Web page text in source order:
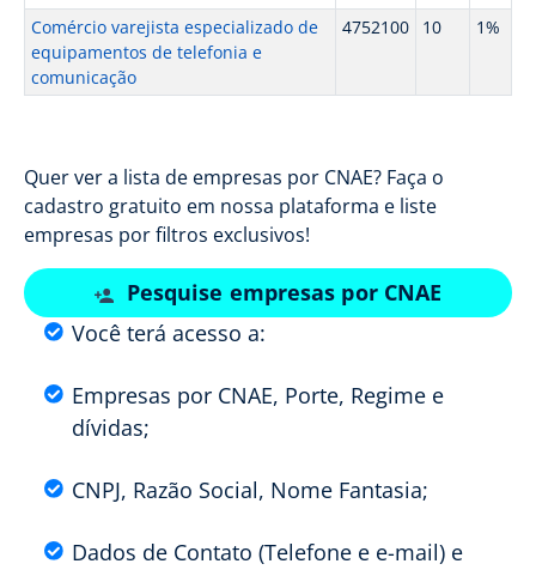
Comércio varejista especializado de
equipamentos de telefonia e
comunicação
4752100 10 1%
Quer ver a lista de empresas por CNAE? Faça o
cadastro gratuito em nossa plataforma e liste
empresas por filtros exclusivos!
Pesquise empresas por CNAE
Você terá acesso a:
Empresas por CNAE, Porte, Regime e
dívidas;
CNPJ, Razão Social, Nome Fantasia;
Dados de Contato (Telefone e e-mail) e